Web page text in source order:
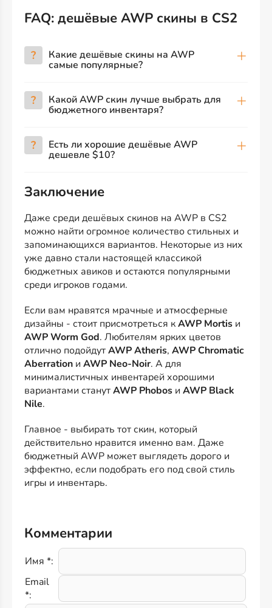
FAQ: дешёвые AWP скины в CS2
? Какие дешёвые скины на AWP
самые популярные?
? Какой AWP скин лучше выбрать для
бюджетного инвентаря?
? Есть ли хорошие дешёвые AWP
дешевле $10?
Заключение
Даже среди дешёвых скинов на AWP в CS2
можно найти огромное количество стильных и
запоминающихся вариантов. Некоторые из них
уже давно стали настоящей классикой
бюджетных авиков и остаются популярными
среди игроков годами.
Если вам нравятся мрачные и атмосферные
дизайны - стоит присмотреться кAWP Mortis и
AWP Worm God. Любителям ярких цветов
отлично подойдутAWP Atheris, AWP Chromatic
Aberration и AWP Neo-Noir. А для
минималистичных инвентарей хорошими
вариантами станутAWP Phobos и AWP Black
Nile.
Главное - выбирать тот скин, который
действительно нравится именно вам. Даже
бюджетный AWP может выглядеть дорого и
эффектно, если подобрать его под свой стиль
игры и инвентарь.
Комментарии
Имя *:
Email
*: